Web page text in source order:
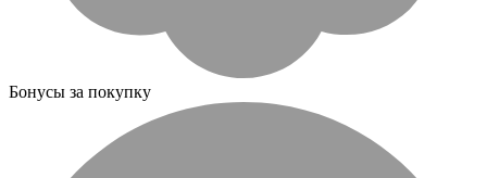
Бонусы за покупку